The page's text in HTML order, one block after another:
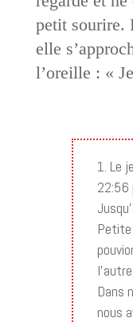
petit sourire.
elle
l’oreille : «
Le
22:56
Petite
l’autre.
Dans
nous